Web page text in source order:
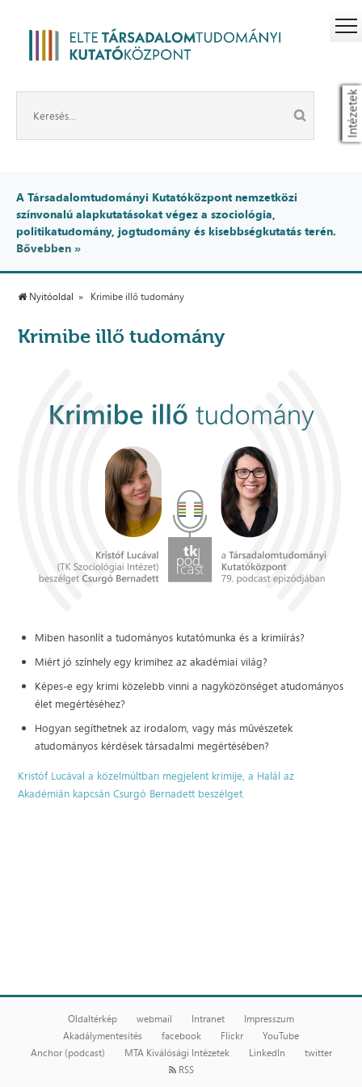
Intézetek
A Társadalomtudományi Kutatóközpont nemzetközi
színvonalú alapkutatásokat végez a szociológia,
politikatudomány, jogtudomány és kisebbségkutatás terén.
Bővebben »
Nyitóoldal Krimibe illő tudomány
Krimibe illő tudomány
Miben hasonlít a tudományos kutatómunka és a krimiírás?
Miért jó színhely egy krimihez az akadémiai világ?
Képes-e egy krimi közelebb vinni a nagyközönséget atudományos
élet megértéséhez?
Hogyan segíthetnek az irodalom, vagy más művészetek
atudományos kérdések társadalmi megértésében?
Kristóf Lucával a közelmúltban megjelent krimije, a Halál az
Akadémián kapcsán Csurgó Bernadett beszélget.
Oldaltérkép webmail Intranet
Impresszum
Akadálymentesítés
facebook Flickr
YouTube
Anchor (podcast)
MTA Kiválósági Intézetek LinkedIn
twitter
RSS